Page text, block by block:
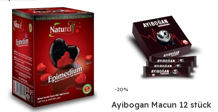
-20%
Ayibogan Macun 12 stück